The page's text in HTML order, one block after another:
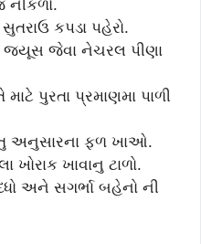
નીકળો.
કપડા પહેરો.
જયૂસ જેવા નેચરલ પીણા
પુરતા પ્રમાણમા પાળી
અનુસારના ફળ ખાઓ.
ખોરાક ખાવાનુ ટાળો.
અને સગર્ભા બહેનો ની